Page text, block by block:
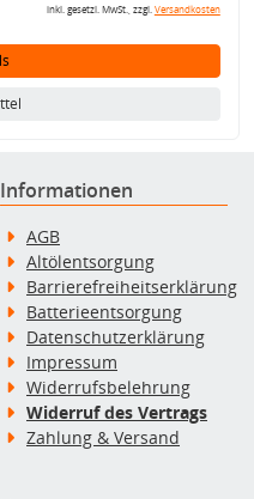
inkl. gesetzl. MwSt., zzgl.Versandkosten
Informationen
AGB
Altölentsorgung
Barrierefreiheitserklärung
Batterieentsorgung
Datenschutzerklärung
Impressum
Widerrufsbelehrung
Widerruf des Vertrags
Zahlung & Versand